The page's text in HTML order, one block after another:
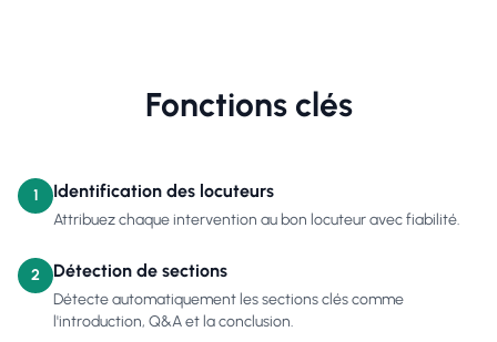
Fonctions clés
1 Identification des locuteurs
Attribuez chaque intervention au bon locuteur avec fiabilité.
2 Détection de sections
Détecte automatiquement les sections clés comme
l'introduction, Q&A et la conclusion.